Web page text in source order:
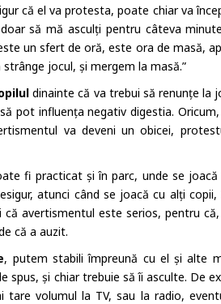
că el va protesta, poate chiar va
să mă asculți pentru câteva
un sfert de oră, este ora de masă,
jocul, și mergem la masă.”
dinainte că va trebui să renunțe la
pot influența negativ digestia.
va deveni un obicei,
fi practicat și în parc, unde se
atunci când se joacă cu alți
avertismentul este serios, pentru
că a auzit.
, putem stabili împreună cu el și alte
spus, și chiar trebuie să îi asculte. De
volumul la TV, sau la radio,